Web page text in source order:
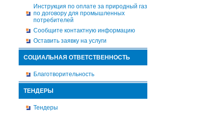
Инструкция по оплате за природный газ
по договору для промышленных
потребителей
Сообщите контактную информацию
Оставить заявку на услуги
СОЦИАЛЬНАЯ ОТВЕТСТВЕННОСТЬ
Благотворительность
ТЕНДЕРЫ
Тендеры